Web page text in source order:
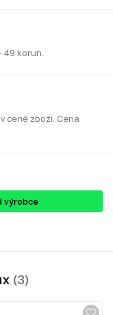
49 korun.
ceně zboží. Cena
výrobce